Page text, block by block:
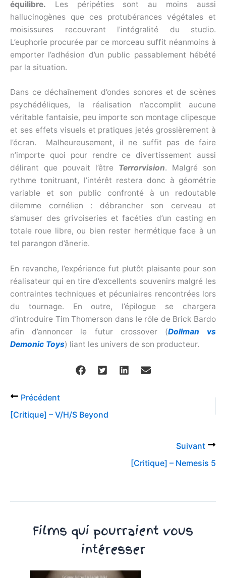
équilibre. Les péripéties sont au moins aussi
hallucinogènes que ces protubérances végétales et
moisissures recouvrant l’intégralité du studio.
L’euphorie procurée par ce morceau suffit néanmoins à
emporter l’adhésion d’un public passablement hébété
par la situation.
Dans ce déchaînement d’ondes sonores et de scènes
psychédéliques, la réalisation n’accomplit aucune
véritable fantaisie, peu importe son montage clipesque
et ses effets visuels et pratiques jetés grossièrement à
l’écran. Malheureusement, il ne suffit pas de faire
n’importe quoi pour rendre ce divertissement aussi
délirant que pouvait l’être Terrorvision. Malgré son
rythme tonitruant, l’intérêt restera donc à géométrie
variable et son public confronté à un redoutable
dilemme cornélien : débrancher son cerveau et
s’amuser des grivoiseries et facéties d’un casting en
totale roue libre, ou bien rester hermétique face à un
tel parangon d’ânerie.
En revanche, l’expérience fut plutôt plaisante pour son
réalisateur qui en tire d’excellents souvenirs malgré les
contraintes techniques et pécuniaires rencontrées lors
du tournage. En outre, l’épilogue se chargera
d’introduire Tim Thomerson dans le rôle de Brick Bardo
afin d’annoncer le futur crossover (Dollman vs
Demonic Toys) liant les univers de son producteur.
Précédent
[Critique] – V/H/S Beyond
Suivant
[Critique] – Nemesis 5
Films qui pourraient vous
intéresser